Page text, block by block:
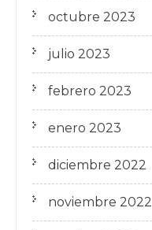
octubre 2023
julio 2023
febrero 2023
enero 2023
diciembre 2022
noviembre 2022